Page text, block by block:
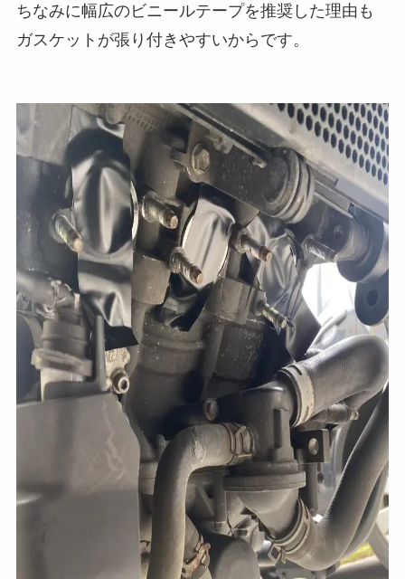
ちなみに幅広のビニールテープを推奨した理由も
ガスケットが張り付きやすいからです。